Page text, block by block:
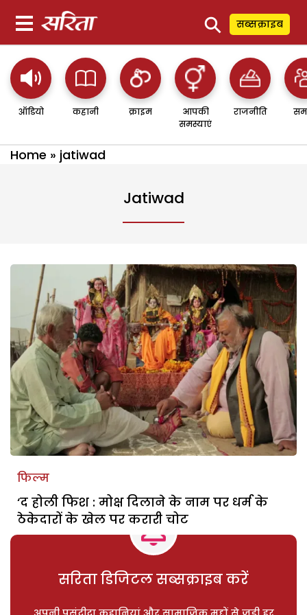
⚲ सब्सक्राइब
ऑडियो कहानी क्राइम
आपकी
समस्याएं
राजनीति
Home » jatiwad
Jatiwad
फिल्म
‘द होली फिश : मोक्ष दिलाने के नाम पर धर्म के
ठेकेदारों के खेल पर करारी चोट
सरिता डिजिटल सब्सक्राइब करें